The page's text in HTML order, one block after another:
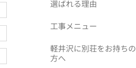
選ばれる理由
工事メニュー
軽井沢に別荘をお持ちの
方へ